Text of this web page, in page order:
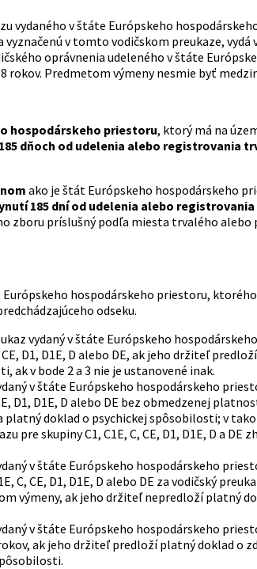
vydaného v štáte Európskeho
v tomto vodičskom preukaze, vydá
oprávnenia udeleného v štáte
Predmetom výmeny nesmie byť
hospodárskeho priestoru, ktorý má na
dňoch od udelenia alebo registrovania
ako je štát Európskeho hospodárskeho
185 dní od udelenia alebo
zboru príslušný podľa miesta trvalého alebo
hospodárskeho priestoru,
odseku.
vydaný v štáte Európskeho
D1, D1E, D alebo DE, ak jeho držiteľ
v bode 2 a 3 nie je ustanovené inak.
v štáte Európskeho hospodárskeho
D1, D1E, D alebo DE bez obmedzenej
doklad o psychickej spôsobilosti; v
pre skupiny C1, C1E, C, CE, D1, D1E, D a DE
v štáte Európskeho hospodárskeho
C, CE, D1, D1E, D alebo DE za vodičský
výmeny, ak jeho držiteľ nepredloží platný
v štáte Európskeho hospodárskeho
ak jeho držiteľ predloží platný doklad o